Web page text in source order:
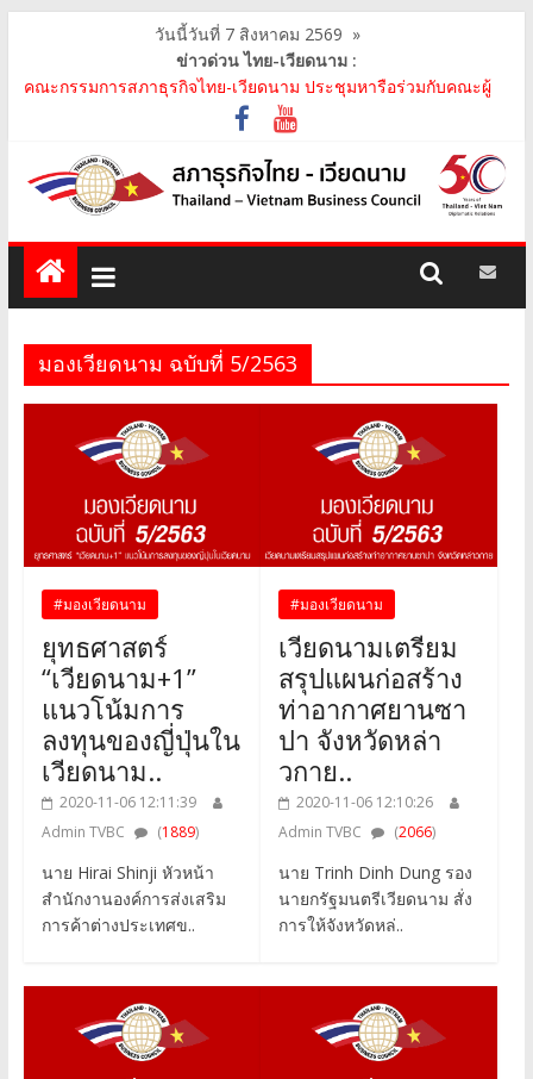
วันนี้วันที่ 7 สิงหาคม 2569 »
ข่าวด่วน ไทย-เวียดนาม :
คณะกรรมการสภาธุรกิจไทย-เวียดนาม ประชุมหารือร่วมกับคณะผู้
แทนภาครัฐเวียดนาม จากคณะกรรมการประชาชน กรุงฮ..
คณะกรรมการสภาธุรกิจไทย-เวียดนาม เข้าร่วมงานวันคล้ายวัน
สถาปนา บริษัท ห้องปฏิบัติการกลาง (ประเทศไทย) จ..
สภาธุรกิจไทย-เวียดนาม เข้าร่วมงานสัมมนา "Investment and
Trade Promotion of Thanh Hoa Province for Th..
คณะกรรมการสภาธุรกิจไทย-เวียดนามร่วมคณะนายกรัฐมนตรีเยือน
เวียดนาม อย่างเป็นทางการ เสริมสร้างความร่วมมื..
คณะกรรมการสภาธุรกิจไทย-เวียดนาม เข้าร่วมประชุมหารือคณะรัฐ
มองเวียดนาม ฉบับที่ 5/2563
#มองเวียดนาม
ยุทธศาสตร์
“เวียดนาม+1”
แนวโน้มการ
ลงทุนของญี่ปุ่นใน
เวียดนาม..
2020-11-06 12:11:39
Admin TVBC
(1889)
นาย Hirai Shinji หัวหน้า
สำนักงานองค์การส่งเสริม
การค้าต่างประเทศข..
#มองเวียดนาม
เวียดนามเตรียม
สรุปแผนก่อสร้าง
ท่าอากาศยานซา
ปา จังหวัดหล่า
วกาย..
2020-11-06 12:10:26
Admin TVBC
(2066)
นาย Trinh Dinh Dung รอง
นายกรัฐมนตรีเวียดนาม สั่ง
การให้จังหวัดหล่..